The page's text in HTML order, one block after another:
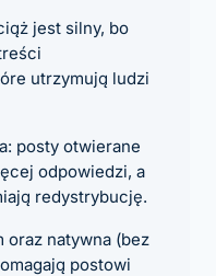
jest silny, bo
utrzymują ludzi
posty otwierane
odpowiedzi, a
redystrybucję.
oraz natywna (bez
postowi